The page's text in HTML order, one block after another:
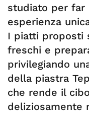
studiato per far
esperienza
I piatti proposti
freschi e
privilegiando
della piastra
che rende il
deliziosamente